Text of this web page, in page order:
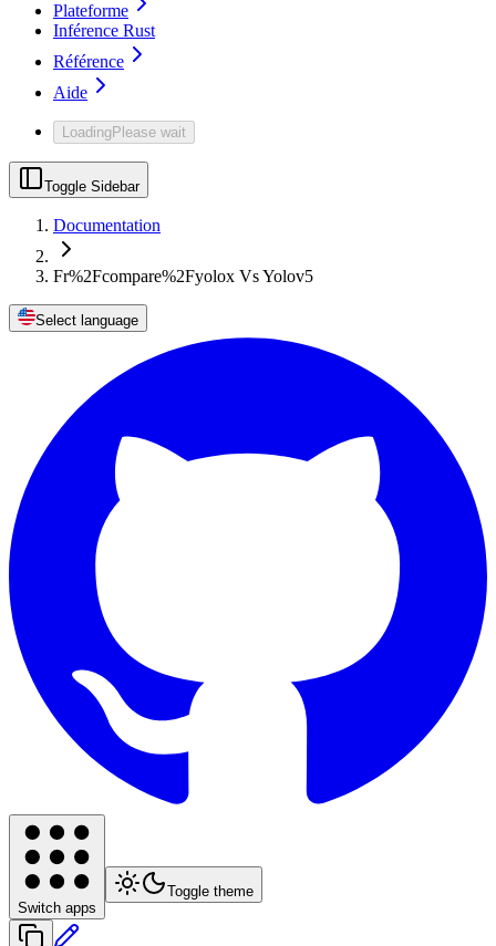
Plateforme
Inférence Rust
Référence
Aide
LoadingPlease wait
Toggle Sidebar
Documentation
Fr%2Fcompare%2Fyolox Vs Yolov5
Select language
Switch apps
Toggle theme